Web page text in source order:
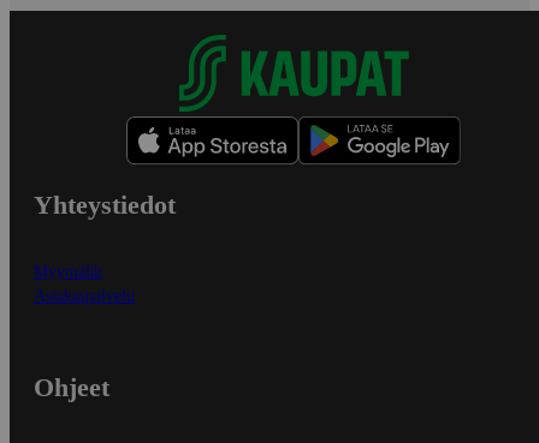
Yhteystiedot
Myymälät
Asiakaspalvelu
Ohjeet